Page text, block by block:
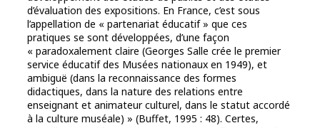
d’évaluation des expositions. En France, c’est sous
l’appellation de « partenariat éducatif » que ces
pratiques se sont développées, d’une façon
« paradoxalement claire (Georges Salle crée le premier
service éducatif des Musées nationaux en 1949), et
ambiguë (dans la reconnaissance des formes
didactiques, dans la nature des relations entre
enseignant et animateur culturel, dans le statut accordé
à la culture muséale) » (Buffet, 1995 : 48). Certes,